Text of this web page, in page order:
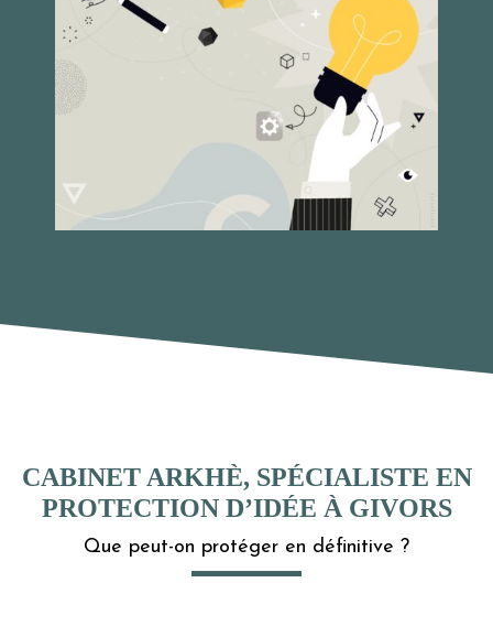
CABINET ARKHÈ, SPÉCIALISTE EN
PROTECTION D’IDÉE À GIVORS
Que peut-on protéger en définitive ?